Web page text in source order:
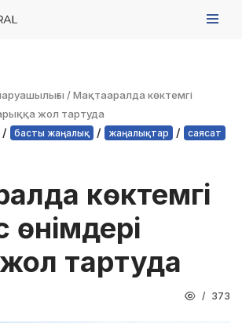
/Мақтааралда көктемгі
жол тартуда
/ басты жаңалық / жаңалықтар / саясат
көктемгі
өнімдері
жол тартуда
373